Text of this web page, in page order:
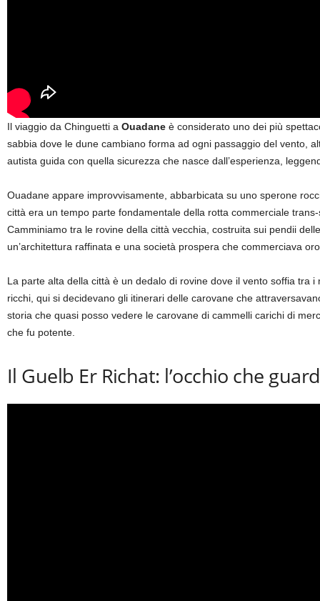
Il viaggio da Chinguetti a Ouadane è considerato uno dei più
sabbia dove le dune cambiano forma ad ogni passaggio del vento,
autista guida con quella sicurezza che nasce dall’esperienza,
Ouadane appare improvvisamente, abbarbicata su uno sperone
città era un tempo parte fondamentale della rotta commerciale
Camminiamo tra le rovine della città vecchia, costruita sui pendii
un’architettura raffinata e una società prospera che commerciava
La parte alta della città è un dedalo di rovine dove il vento soffia tra
ricchi, qui si decidevano gli itinerari delle carovane che
storia che quasi posso vedere le carovane di cammelli carichi di
che fu potente.
Il Guelb Er Richat: l’occhio che